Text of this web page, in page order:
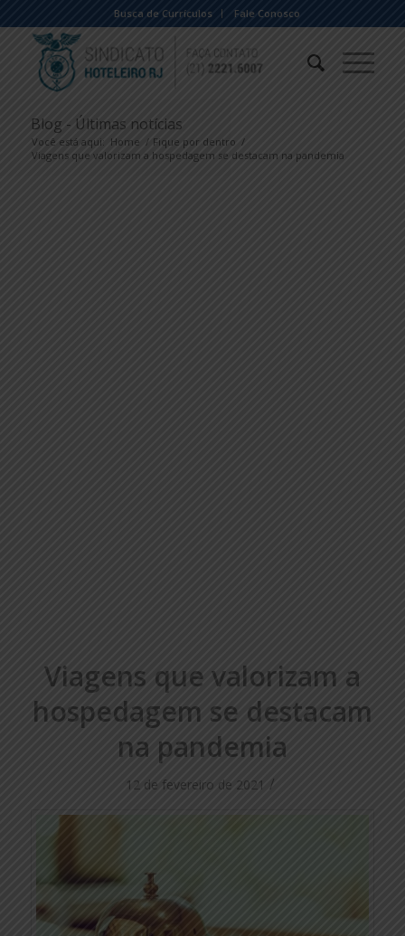
Busca de Currículos Fale Conosco
Blog - Últimas notícias
Você está aqui: Home / Fique por dentro /
Viagens que valorizam a hospedagem se destacam na pandemia
Viagens que valorizam a
hospedagem se destacam
na pandemia
12 de fevereiro de 2021 /